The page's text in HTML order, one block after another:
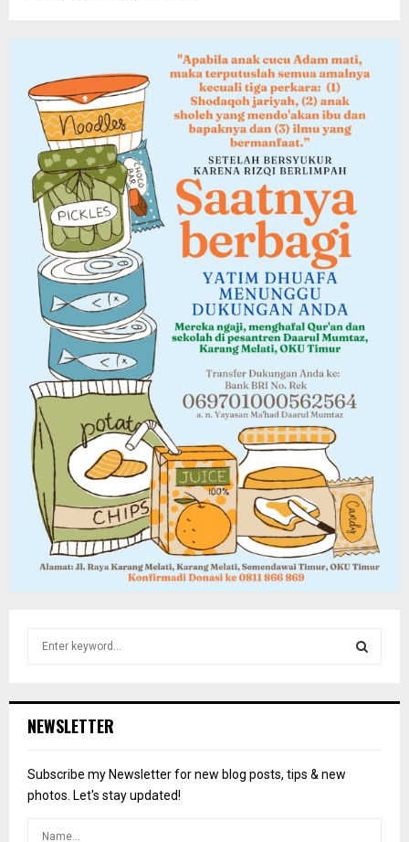
h
o
r
NEWSLETTER
Subscribe my Newsletter for new blog posts, tips & new
photos. Let's stay updated!